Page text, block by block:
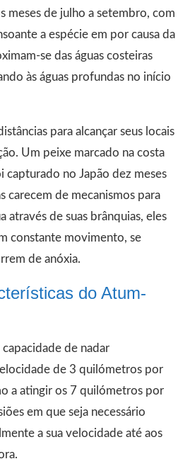
meses de julho a setembro, com
a espécie em por causa da
se das águas costeiras
às águas profundas no início
para alcançar seus locais
Um peixe marcado na costa
capturado no Japão dez meses
carecem de mecanismos para
através de suas brânquias, eles
constante movimento, se
de anóxia.
do Atum-
de nadar
de 3 quilómetros por
a atingir os 7 quilómetros por
em que seja necessário
a sua velocidade até aos